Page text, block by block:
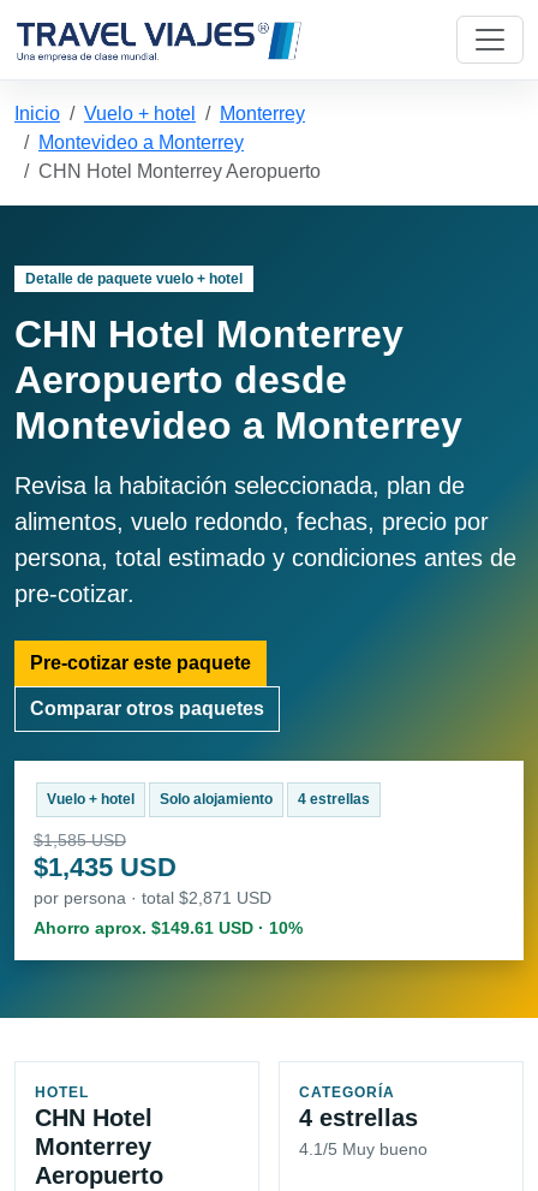
Inicio Vuelo + hotel
Monterrey
Montevideo a Monterrey
CHN Hotel Monterrey Aeropuerto
Detalle de paquete vuelo + hotel
CHN Hotel Monterrey
Aeropuerto desde
Montevideo a Monterrey
Revisa la habitación seleccionada, plan de
alimentos, vuelo redondo, fechas, precio por
persona, total estimado y condiciones antes de
pre-cotizar.
Pre-cotizar este paquete
Comparar otros paquetes
Vuelo + hotel Solo alojamiento 4 estrellas
$1,585 USD
$1,435 USD
por persona · total $2,871 USD
Ahorro aprox. $149.61 USD · 10%
HOTEL
CHN Hotel
Monterrey
Aeropuerto
CATEGORÍA
4 estrellas
4.1/5 Muy bueno